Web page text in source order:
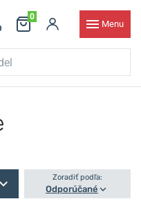
0
Menu
Zoradiť podľa:
Odporúčané